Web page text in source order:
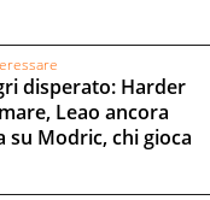
disperato: Harder
Leao ancora
su Modric, chi gioca